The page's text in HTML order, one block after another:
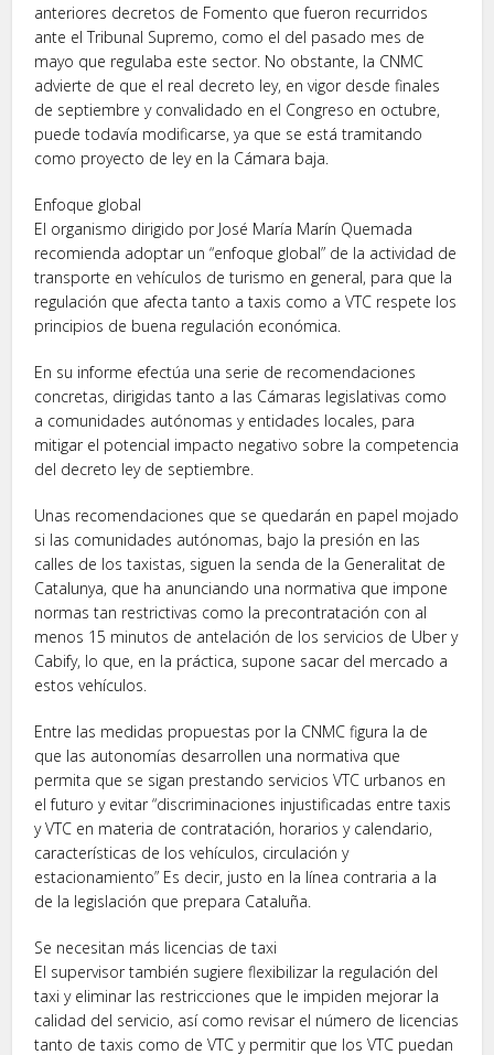
anteriores decretos de Fomento que fueron recurridos
ante el Tribunal Supremo, como el del pasado mes de
mayo que regulaba este sector. No obstante, la CNMC
advierte de que el real decreto ley, en vigor desde finales
de septiembre y convalidado en el Congreso en octubre,
puede todavía modificarse, ya que se está tramitando
como proyecto de ley en la Cámara baja.
Enfoque global
El organismo dirigido por José María Marín Quemada
recomienda adoptar un “enfoque global” de la actividad de
transporte en vehículos de turismo en general, para que la
regulación que afecta tanto a taxis como a VTC respete los
principios de buena regulación económica.
En su informe efectúa una serie de recomendaciones
concretas, dirigidas tanto a las Cámaras legislativas como
a comunidades autónomas y entidades locales, para
mitigar el potencial impacto negativo sobre la competencia
del decreto ley de septiembre.
Unas recomendaciones que se quedarán en papel mojado
si las comunidades autónomas, bajo la presión en las
calles de los taxistas, siguen la senda de la Generalitat de
Catalunya, que ha anunciando una normativa que impone
normas tan restrictivas como la precontratación con al
menos 15 minutos de antelación de los servicios de Uber y
Cabify, lo que, en la práctica, supone sacar del mercado a
estos vehículos.
Entre las medidas propuestas por la CNMC figura la de
que las autonomías desarrollen una normativa que
permita que se sigan prestando servicios VTC urbanos en
el futuro y evitar “discriminaciones injustificadas entre taxis
y VTC en materia de contratación, horarios y calendario,
características de los vehículos, circulación y
estacionamiento” Es decir, justo en la línea contraria a la
de la legislación que prepara Cataluña.
Se necesitan más licencias de taxi
El supervisor también sugiere flexibilizar la regulación del
taxi y eliminar las restricciones que le impiden mejorar la
calidad del servicio, así como revisar el número de licencias
tanto de taxis como de VTC y permitir que los VTC puedan